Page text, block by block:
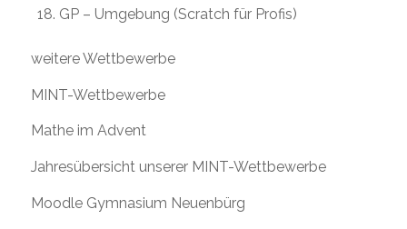
GP – Umgebung (Scratch für Profis)
weitere Wettbewerbe
MINT-Wettbewerbe
Mathe im Advent
Jahresübersicht unserer MINT-Wettbewerbe
Moodle Gymnasium Neuenbürg